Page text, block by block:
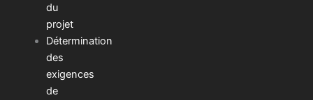
du
projet
Détermination
des
exigences
de